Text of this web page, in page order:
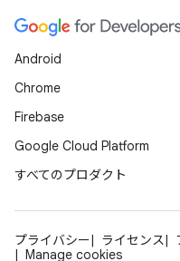
Android
Chrome
Firebase
Google Cloud Platform
すべてのプロダクト
プライバシー ライセンス
Manage cookies